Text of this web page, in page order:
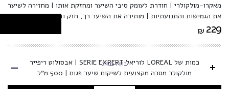
מאקרו-מולקולרי | חודרת לעומק סיבי השיער ומחזקת אותו | מחזירה לשיער
את הגמישות והתנועתיות | מותירה את השיער רך, חזק ובריא יותר
₪ 229
+
כמות של LOREAL לוריאל SERIE EXPERT | אבסולוט ריפייר
מולקולר מסכה מקצועית לשיקום שיער פגום | 500 מ”ל
בחרו כמות -